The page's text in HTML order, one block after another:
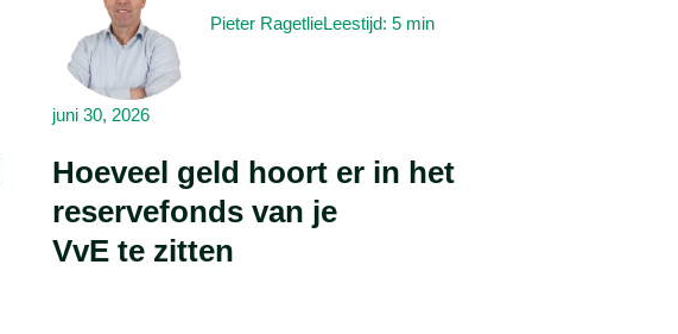
Pieter RagetlieLeestijd: 5 min
juni 30, 2026
Hoeveel geld hoort er in het
reservefonds van je
VvE te zitten